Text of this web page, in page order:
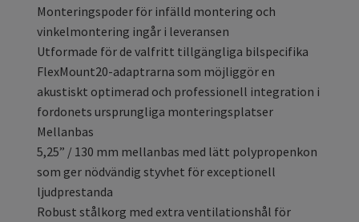
Monteringspoder för infälld montering och
vinkelmontering ingår i leveransen
Utformade för de valfritt tillgängliga bilspecifika
FlexMount20-adaptrarna som möjliggör en
akustiskt optimerad och professionell integration i
fordonets ursprungliga monteringsplatser
Mellanbas
5,25” / 130 mm mellanbas med lätt polypropenkon
som ger nödvändig styvhet för exceptionell
ljudprestanda
Robust stålkorg med extra ventilationshål för